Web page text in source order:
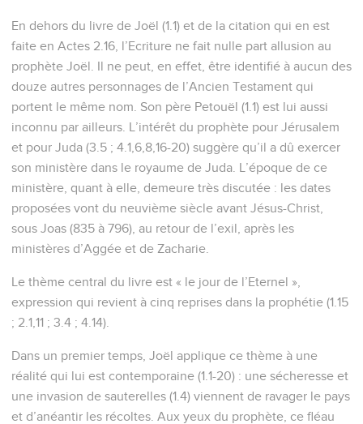
En dehors du livre de Joël (1.1) et de la citation qui en est
faite en Actes 2.16, l’Ecriture ne fait nulle part allusion au
prophète Joël. Il ne peut, en effet, être identifié à aucun des
douze autres personnages de l’Ancien Testament qui
portent le même nom. Son père Petouël (1.1) est lui aussi
inconnu par ailleurs. L’intérêt du prophète pour Jérusalem
et pour Juda (3.5 ; 4.1,6,8,16-20) suggère qu’il a dû exercer
son ministère dans le royaume de Juda. L’époque de ce
ministère, quant à elle, demeure très discutée : les dates
proposées vont du neuvième siècle avant Jésus-Christ,
sous Joas (835 à 796), au retour de l’exil, après les
ministères d’Aggée et de Zacharie.
Le thème central du livre est « le jour de l’Eternel »,
expression qui revient à cinq reprises dans la prophétie (1.15
; 2.1,11 ; 3.4 ; 4.14).
Dans un premier temps, Joël applique ce thème à une
réalité qui lui est contemporaine (1.1-20) : une sécheresse et
une invasion de sauterelles (1.4) viennent de ravager le pays
et d’anéantir les récoltes. Aux yeux du prophète, ce fléau